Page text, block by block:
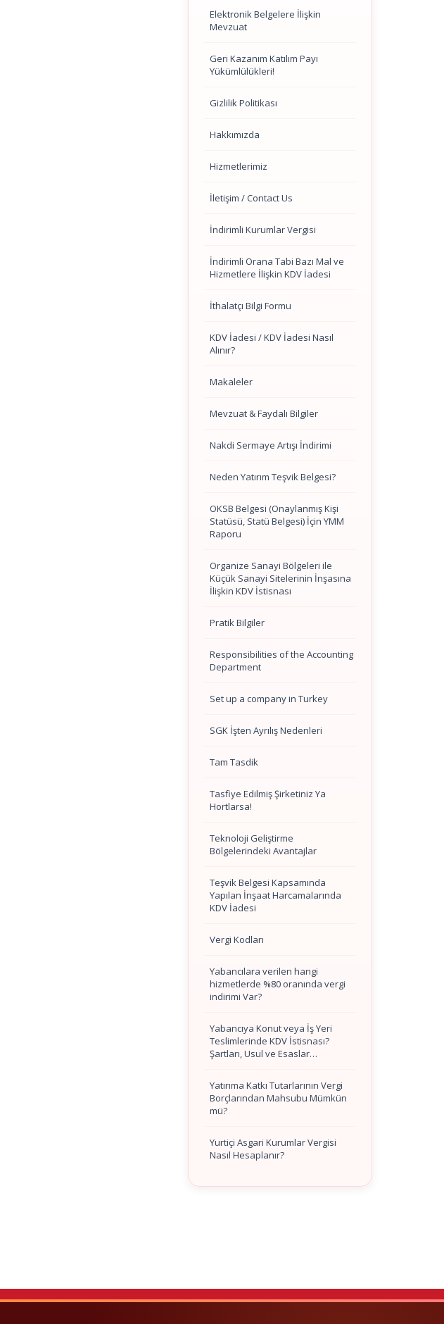
Elektronik Belgelere İlişkin
Mevzuat
Geri Kazanım Katılım Payı
Yükümlülükleri!
Gizlilik Politikası
Hakkımızda
Hizmetlerimiz
İletişim / Contact Us
İndirimli Kurumlar Vergisi
İndirimli Orana Tabi Bazı Mal ve
Hizmetlere İlişkin KDV İadesi
İthalatçı Bilgi Formu
KDV İadesi / KDV İadesi Nasıl
Alınır?
Makaleler
Mevzuat & Faydalı Bilgiler
Nakdi Sermaye Artışı İndirimi
Neden Yatırım Teşvik Belgesi?
OKSB Belgesi (Onaylanmış Kişi
Statüsü, Statü Belgesi) İçin YMM
Raporu
Organize Sanayi Bölgeleri ile
Küçük Sanayi Sitelerinin İnşasına
İlişkin KDV İstisnası
Pratik Bilgiler
Responsibilities of the Accounting
Department
Set up a company in Turkey
SGK İşten Ayrılış Nedenleri
Tam Tasdik
Tasfiye Edilmiş Şirketiniz Ya
Hortlarsa!
Teknoloji Geliştirme
Bölgelerindeki Avantajlar
Teşvik Belgesi Kapsamında
Yapılan İnşaat Harcamalarında
KDV İadesi
Vergi Kodları
Yabancılara verilen hangi
hizmetlerde %80 oranında vergi
indirimi Var?
Yabancıya Konut veya İş Yeri
Teslimlerinde KDV İstisnası?
Şartları, Usul ve Esaslar…
Yatırıma Katkı Tutarlarının Vergi
Borçlarından Mahsubu Mümkün
mü?
Yurtiçi Asgari Kurumlar Vergisi
Nasıl Hesaplanır?